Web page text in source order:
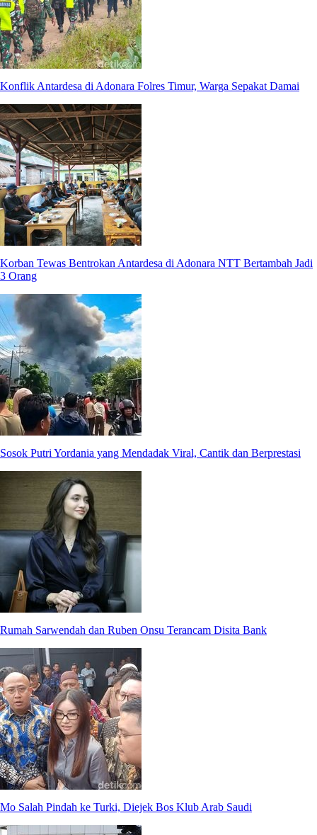
Konflik Antardesa di Adonara Folres Timur, Warga Sepakat Damai
Korban Tewas Bentrokan Antardesa di Adonara NTT Bertambah Jadi
3 Orang
Sosok Putri Yordania yang Mendadak Viral, Cantik dan Berprestasi
Rumah Sarwendah dan Ruben Onsu Terancam Disita Bank
Mo Salah Pindah ke Turki, Diejek Bos Klub Arab Saudi